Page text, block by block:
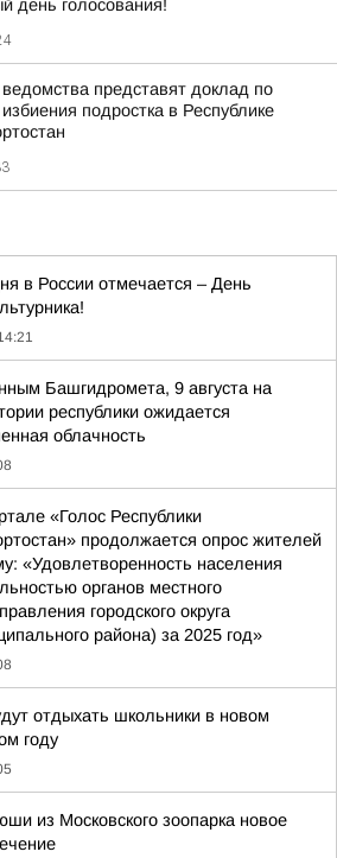
день голосования!
представят доклад по
подростка в Республике
в России отмечается – День
Башгидромета, 9 августа на
республики ожидается
облачность
«Голос Республики
продолжается опрос жителей
«Удовлетворенность населения
органов местного
городского округа
района) за 2025 год»
отдыхать школьники в новом
году
из Московского зоопарка новое